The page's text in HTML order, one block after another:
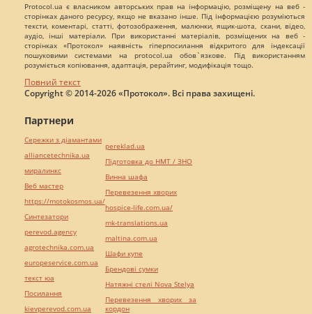
Protocol.ua є власником авторських прав на інформацію, розміщену на веб -
сторінках даного ресурсу, якщо не вказано інше. Під інформацією розуміються
тексти, коментарі, статті, фотозображення, малюнки, ящик-шота, скани, відео,
аудіо, інші матеріали. При використанні матеріалів, розміщених на веб -
сторінках «Протокол» наявність гіперпосилання відкритого для індексації
пошуковими системами на protocol.ua обов`язкове. Під використанням
розуміється копіювання, адаптація, рерайтинг, модифікація тощо.
Повний текст
Copyright © 2014-2026 «Протокол». Всі права захищені.
Партнери
Сережки з діамантами
alliancetechnika.ua
миралинкс
Веб мастер
https://motokosmos.ua/
Синтезатори
perevod.agency
agrotechnika.com.ua
europeservice.com.ua
текст юа
Посилання
kievperevod.com.ua
pereklad.ua
Підготовка до НМТ / ЗНО
Винна шафа
Перевезення хворих
hospice-life.com.ua/
mk-translations.ua
maltina.com.ua
Шафи купе
Брендові сумки
Натяжні стелі Nova Stelya
Перевезення хворих за
кордон